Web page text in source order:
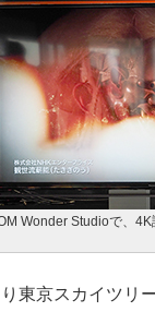
Wonder Studioで、
東京スカイツリ